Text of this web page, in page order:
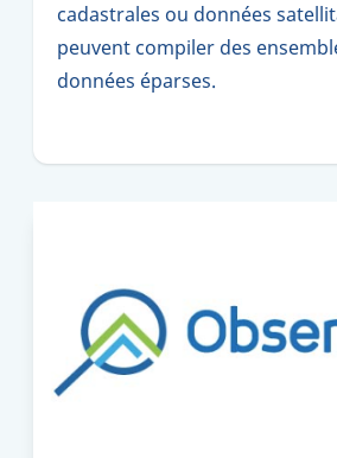
cadastrales ou données
peuvent compiler des
données éparses.